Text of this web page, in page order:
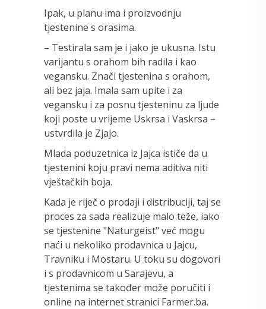
Ipak, u planu ima i proizvodnju
tjestenine s orasima.
– Testirala sam je i jako je ukusna. Istu
varijantu s orahom bih radila i kao
vegansku. Znači tjestenina s orahom,
ali bez jaja. Imala sam upite i za
vegansku i za posnu tjesteninu za ljude
koji poste u vrijeme Uskrsa i Vaskrsa –
ustvrdila je Zjajo.
Mlada poduzetnica iz Jajca ističe da u
tjestenini koju pravi nema aditiva niti
vještačkih boja.
Kada je riječ o prodaji i distribuciji, taj se
proces za sada realizuje malo teže, iako
se tjestenine "Naturgeist" već mogu
naći u nekoliko prodavnica u Jajcu,
Travniku i Mostaru. U toku su dogovori
i s prodavnicom u Sarajevu, a
tjestenima se također može poručiti i
online na internet stranici Farmer.ba.